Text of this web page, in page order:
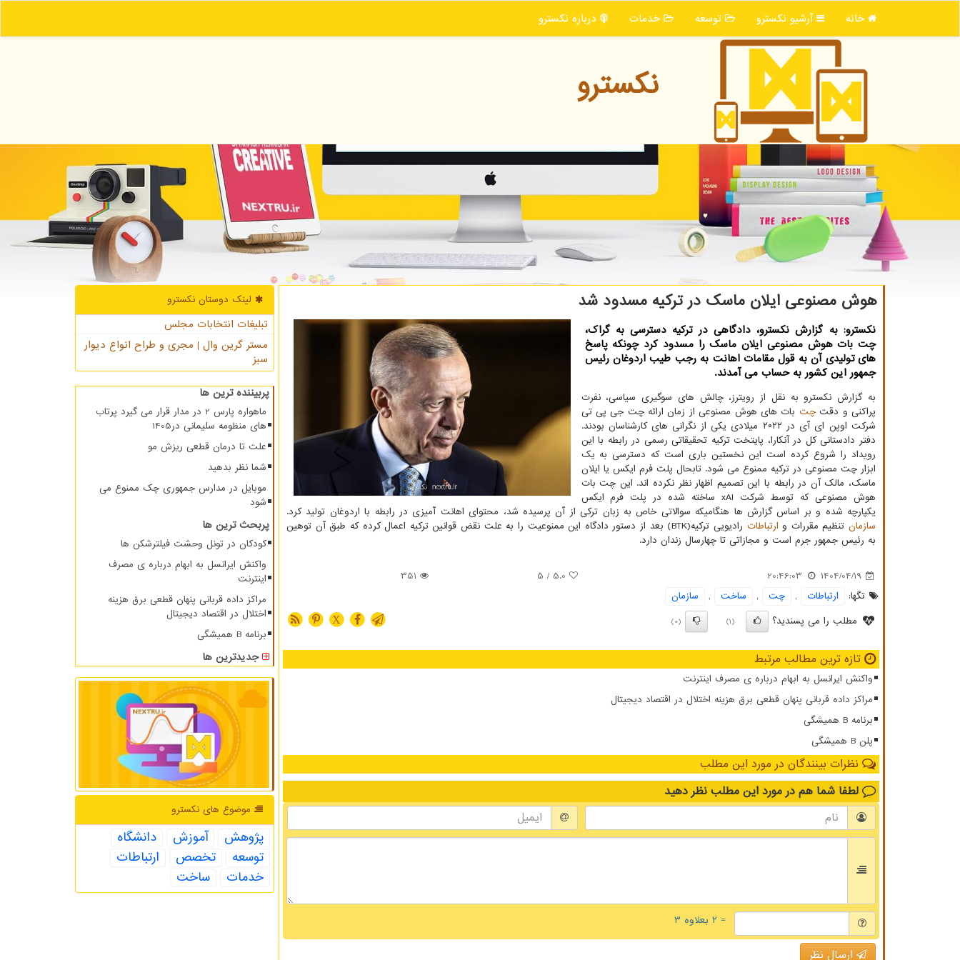
خانه آرشیو نكسترو توسعه خدمات درباره نكسترو
نكسترو
هوش مصنوعی ایلان ماسک در ترکیه مسدود شد
نکسترو: به گزارش نکسترو، دادگاهی در ترکیه دسترسی به گراک،
چت بات هوش مصنوعی ایلان ماسک را مسدود کرد چونکه پاسخ
های تولیدی آن به قول مقامات اهانت به رجب طیب اردوغان رئیس
جمهور این کشور به حساب می آمدند.
به گزارش نکسترو به نقل از رویترز، چالش های سوگیری سیاسی، نفرت
پراکنی و دقتچت بات های هوش مصنوعی از زمان ارائه چت جی پی تی
شرکت اوپن ای آی در ۲۰۲۲ میلادی یکی از نگرانی های کارشناسان بودند.
دفتر دادستانی کل در آنکارا، پایتخت ترکیه تحقیقاتی رسمی در رابطه با این
رویداد را شروع کرده است این نخستین باری است که دسترسی به یک
ابزار چت مصنوعی در ترکیه ممنوع می شود. تابحال پلت فرم ایکس یا ایلان
ماسک، مالک آن در رابطه با این تصمیم اظهار نظر نکرده اند. این چت بات
هوش مصنوعی که توسط شرکت xAI ساخته شده در پلت فرم ایکس
یکپارچه شده و بر اساس گزارش ها هنگامیکه سوالاتی خاص به زبان ترکی از آن پرسیده شد، محتوای اهانت آمیزی در رابطه با اردوغان تولید کرد.
سازمان تنظیم مقررات و ارتباطات
رادیویی ترکیه(BTK) بعد از دستور دادگاه این ممنوعیت را به علت نقض قوانین ترکیه اعمال کرده که طبق آن توهین
به رئیس جمهور جرم است و مجازاتی تا چهارسال زندان دارد.
1404/04/19
20:46:03
5.0
/ 5
351
تگها:
ارتباطات , چت , ساخت ,
سازمان
مطلب را می پسندید؟
(1)
(0)
X
تازه ترین مطالب مرتبط
واکنش ایرانسل به ابهام درباره ی مصرف اینترنت
مراکز داده قربانی پنهان قطعی برق هزینه اختلال در اقتصاد دیجیتال
برنامه B همیشگی
پلن B همیشگی
نظرات بینندگان در مورد این مطلب
لطفا شما هم در مورد این مطلب نظر دهید
= ۲ بعلاوه ۳
ارسال نظر
لینک دوستان نكسترو
تبلیغات انتخابات مجلس
مستر گرین وال | مجری و طراح انواع دیوار
سبز
پربیننده ترین ها
ماهواره پارس 2 در مدار قرار می گیرد پرتاب
های منظومه سلیمانی در1405
علت تا درمان قطعی ریزش مو
شما نظر بدهید
موبایل در مدارس جمهوری چک ممنوع می
شود
پربحث ترین ها
کودکان در تونل وحشت فیلترشکن ها
واکنش ایرانسل به ابهام درباره ی مصرف
اینترنت
مراکز داده قربانی پنهان قطعی برق هزینه
اختلال در اقتصاد دیجیتال
برنامه B همیشگی
جدیدترین ها
موضوع های نكسترو
پژوهش آموزش
دانشگاه
توسعه
تخصص
ارتباطات
خدمات
ساخت